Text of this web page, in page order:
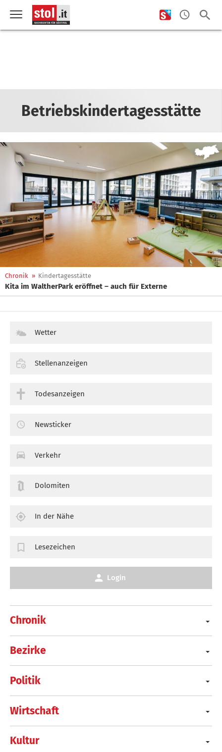
Betriebskindertagesstätte
Chronik » Kindertagesstätte
Kita im WaltherPark eröffnet – auch für Externe
Chronik
Bezirke
Politik
Wirtschaft
Kultur
Wetter
Stellenanzeigen
Todesanzeigen
Newsticker
Verkehr
Dolomiten
In der Nähe
Lesezeichen
Login